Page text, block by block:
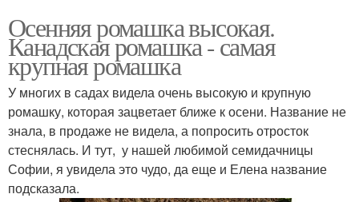
Осенняя ромашка высокая.
Канадская ромашка - самая
крупная ромашка
У многих в садах видела очень высокую и крупную
ромашку, которая зацветает ближе к осени. Название не
знала, в продаже не видела, а попросить отросток
стеснялась. И тут, у нашей любимой семидачницы
Софии, я увидела это чудо, да еще и Елена название
подсказала.